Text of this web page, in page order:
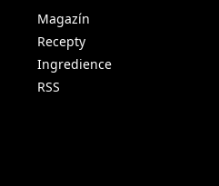
Magazín
Recepty
Ingredience
RSS